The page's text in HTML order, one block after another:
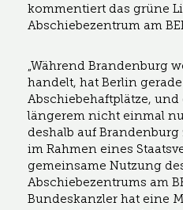
kommentiert das grüne
Abschiebezentrum am
„Während Brandenburg
handelt, hat Berlin
Abschiebehaftplätze,
längerem nicht einmal
deshalb auf
im Rahmen eines
gemeinsame Nutzung
Abschiebezentrums am
Bundeskanzler hat eine